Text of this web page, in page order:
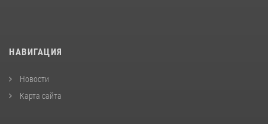
НАВИГАЦИЯ
Новости
Карта сайта